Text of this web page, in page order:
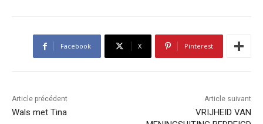
Facebook X Pinterest
Article précédent
Wals met Tina
Article suivant
VRIJHEID VAN